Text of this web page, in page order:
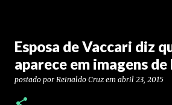
Esposa de Vaccari diz
aparece em imagens de
postado por Reinaldo Cruz em abril 23, 2015